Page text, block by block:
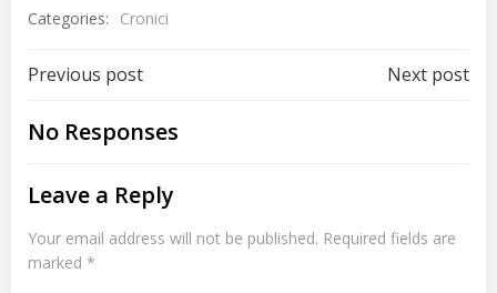
Categories: Cronici
Post
navigation
Previous post Next post
No Responses
Leave a Reply
Your email address will not be published. Required fields are
marked *